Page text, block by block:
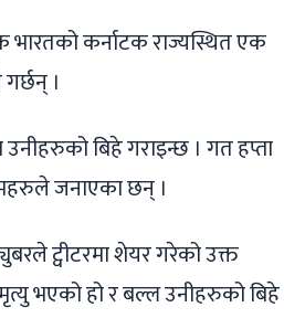
भारतको कर्नाटक राज्यस्थित एक
।
बिहे गराइन्छ । गत हप्ता
जनाएका छन् ।
ट्वीटरमा शेयर गरेको उक्त
भएको हो र बल्ल उनीहरुको बिहे